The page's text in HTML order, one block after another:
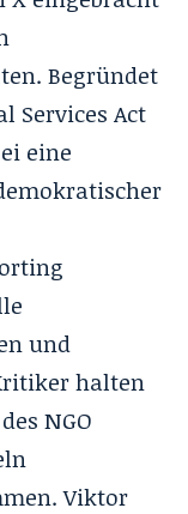
Begründet
Services Act
eine
und
halten
NGO
Viktor